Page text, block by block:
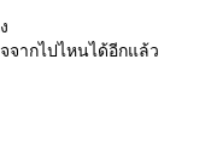
ากไปไหนได้อีกแล้ว